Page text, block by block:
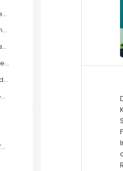
Bioethanol (zucker- oder stärkehaltiger Biokraftstoff)
Prozess der Bioethanolherstellung
Biodiesel (Biokraftstoff auf Öl- und Fettbasis)
Biokraftstoffe aus lignozellulosehaltiger Biomasse
Kraftstoffe auf Algen- oder Abfallbasis
Quiz zu "Wege der Biorohstoff-Produktion"
Strombasierte Kraftstoffe (E-Fuels)